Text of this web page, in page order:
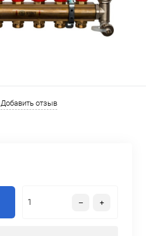
Добавить отзыв